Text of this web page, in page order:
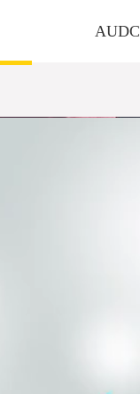
AUDC